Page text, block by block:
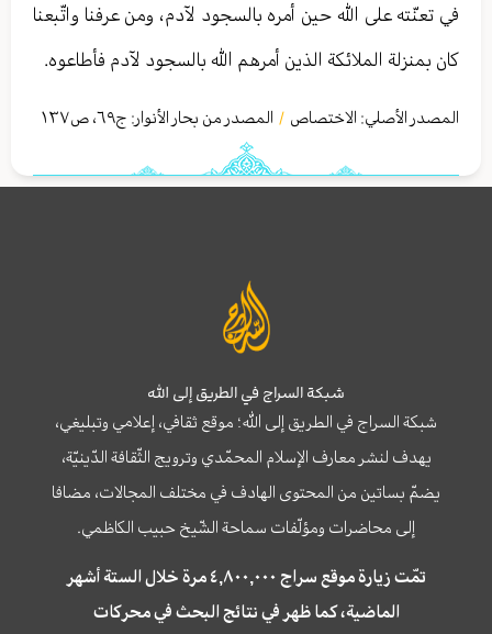
في تعنّته على الله حين أمره بالسجود لآدم، ومن عرفنا واتّبعنا
كان بمنزلة الملائكة الذين أمرهم الله بالسجود لآدم فأطاعوه.
المصدر الأصلي: الاختصاص / المصدر من بحار الأنوار: ج٦٩، ص١٣٧
شبكة السراج في الطريق إلى الله
شبكة السراج في الطريق إلى الله؛ موقع ثقافي، إعلامي وتبليغي،
يهدف لنشر معارف الإسلام المحمّدي وترويج الثّقافة الدّينيّة،
يضمّ بساتين من المحتوى الهادف في مختلف المجالات، مضافا
إلى محاضرات ومؤلّفات سماحة الشّيخ حبيب الكاظمي.
تمّت زيارة موقع سراج ٤,٨٠٠,٠٠٠ مرة خلال الستة أشهر
الماضية، كما ظهر في نتائج البحث في محركات